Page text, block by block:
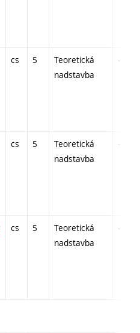
cs 5
Teoretická
nadstavba
-
cs 5
Teoretická
nadstavba
-
cs 5
Teoretická
nadstavba
-